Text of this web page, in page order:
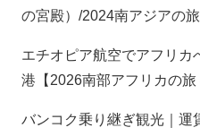
の宮殿）/2024南アジアの
エチオピア航空でアフリカ
港【2026南部アフリカの旅
バンコク乗り継ぎ観光｜運